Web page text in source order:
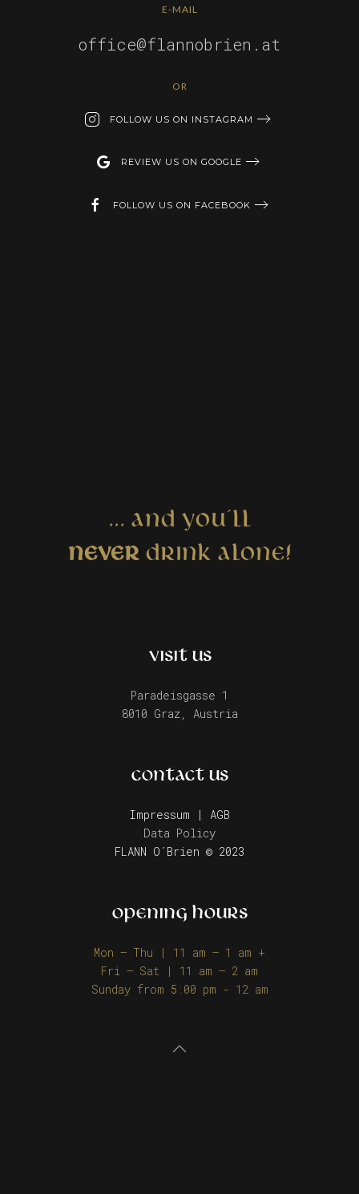
E-MAIL
office@flannobrien.at
OR
FOLLOW US ON INSTAGRAM
REVIEW US ON GOOGLE
FOLLOW US ON FACEBOOK
... AND YOU´LL
NEVERDRINK ALONE!
VISIT US
Paradeisgasse 1
8010 Graz, Austria
CONTACT US
Impressum | AGB
Data Policy
FLANN O´Brien © 2023
OPENING HOURS
Mon – Thu | 11 am – 1 am +
Fri – Sat | 11 am – 2 am
Sunday from 5:00 pm - 12 am